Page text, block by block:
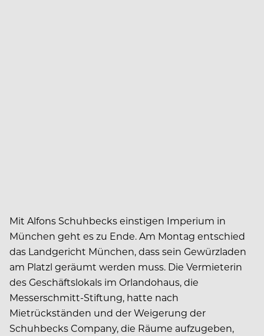
Mit Alfons Schuhbecks einstigen Imperium in
München geht es zu Ende. Am Montag entschied
das Landgericht München, dass sein Gewürzladen
am Platzl geräumt werden muss. Die Vermieterin
des Geschäftslokals im Orlandohaus, die
Messerschmitt-Stiftung, hatte nach
Mietrückständen und der Weigerung der
Schuhbecks Company, die Räume aufzugeben,